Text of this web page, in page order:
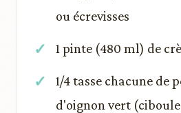
ou écrevisses
1 pinte (480 ml) de
1/4 tasse chacune de
d'oignon vert